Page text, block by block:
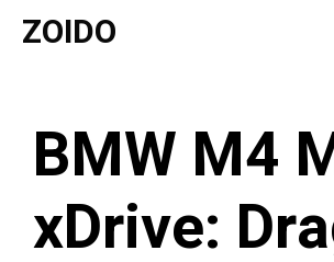
Saltar
ZOIDO
BMW M4
xDrive: